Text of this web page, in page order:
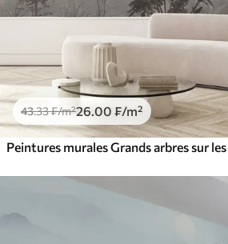
43.33₣/m²26.00 ₣/m²